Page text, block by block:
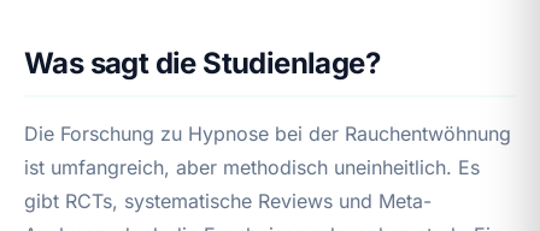
Was sagt die Studienlage?
Die Forschung zu Hypnose bei der Rauchentwöhnung
ist umfangreich, aber methodisch uneinheitlich. Es
gibt RCTs, systematische Reviews und Meta-